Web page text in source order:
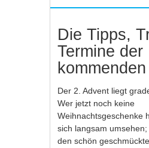
Die Tipps,
Termine der
Der 2. Advent liegt
Wer jetzt noch keine
Weihnachtsgeschenke
sich langsam
den schön